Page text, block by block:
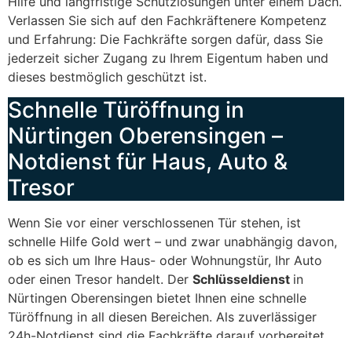
Verlassen Sie sich auf den Fachkräftenere Kompetenz
und Erfahrung: Die Fachkräfte sorgen dafür, dass Sie
jederzeit sicher Zugang zu Ihrem Eigentum haben und
dieses bestmöglich geschützt ist.
Schnelle Türöffnung in
Nürtingen Oberensingen –
Notdienst für Haus, Auto &
Tresor
Wenn Sie vor einer verschlossenen Tür stehen, ist
schnelle Hilfe Gold wert – und zwar unabhängig davon,
ob es sich um Ihre Haus- oder Wohnungstür, Ihr Auto
oder einen Tresor handelt. Der Schlüsseldienst in
Nürtingen Oberensingen bietet Ihnen eine schnelle
Türöffnung in all diesen Bereichen. Als zuverlässiger